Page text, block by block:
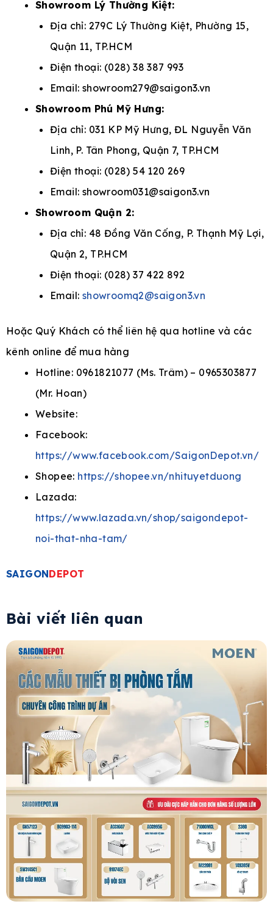
Showroom Lý Thường Kiệt:
Địa chỉ: 279C Lý Thường Kiệt, Phường 15,
Quận 11, TP.HCM
Điện thoại: (028) 38 387 993
Email: showroom279@saigon3.vn
Showroom Phú Mỹ Hưng:
Địa chỉ: 031 KP Mỹ Hưng, ĐL Nguyễn Văn
Linh, P. Tân Phong, Quận 7, TP.HCM
Điện thoại: (028) 54 120 269
Email: showroom031@saigon3.vn
Showroom Quận 2:
Địa chỉ: 48 Đồng Văn Cống, P. Thạnh Mỹ Lợi,
Quận 2, TP.HCM
Điện thoại: (028) 37 422 892
Email: showroomq2@saigon3.vn
Hoặc Quý Khách có thể liên hệ qua hotline và các
kênh online để mua hàng
Hotline: 0961821077 (Ms. Trâm) – 0965303877
(Mr. Hoan)
Website:
Facebook:
https://www.facebook.com/SaigonDepot.vn/
Shopee: https://shopee.vn/nhituyetduong
Lazada:
https://www.lazada.vn/shop/saigondepot-
noi-that-nha-tam/
SAIGONDEPOT
Bài viết liên quan